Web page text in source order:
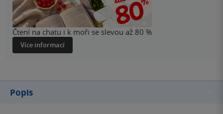
Čtení na chatu i k moři se slevou až 80 %
Více informací
Popis